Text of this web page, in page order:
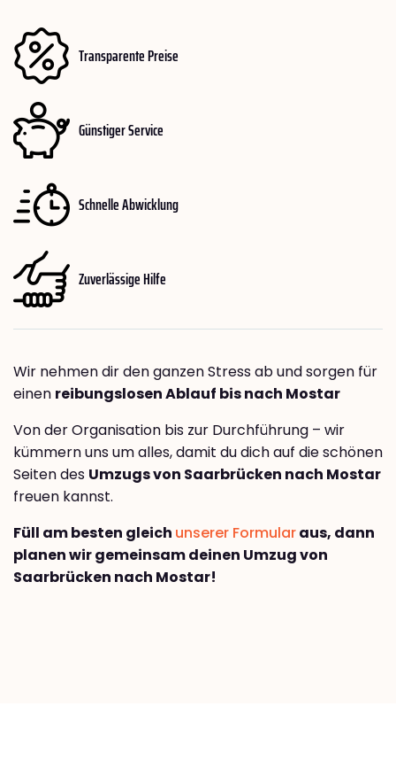
Transparente Preise
Günstiger Service
Schnelle Abwicklung
Zuverlässige Hilfe
Wir nehmen dir den ganzen Stress ab und sorgen für
einen reibungslosen Ablauf bis nach Mostar
Von der Organisation bis zur Durchführung – wir
kümmern uns um alles, damit du dich auf die schönen
Seiten des Umzugs von Saarbrücken nach Mostar
freuen kannst.
Füll am besten gleich unserer Formularaus, dann
planen wir gemeinsam deinen Umzug von
Saarbrücken nach Mostar!